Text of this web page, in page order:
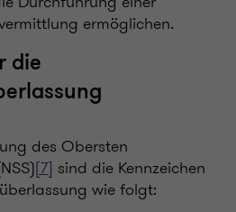
ermöglichen.
die
des Obersten
[7] sind die Kennzeichen
wie folgt: